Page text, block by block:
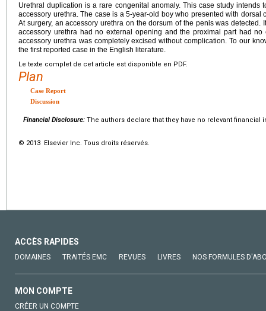
Urethral duplication is a rare congenital anomaly. This case study intends
accessory urethra. The case is a 5-year-old boy who presented with dorsal
At surgery, an accessory urethra on the dorsum of the penis was detected.
accessory urethra had no external opening and the proximal part had
accessory urethra was completely excised without complication. To our
the first reported case in the English literature.
Le texte complet de cet article est disponible en PDF.
Plan
Case Report
Discussion
Financial Disclosure: The authors declare that they have no relevant financial
© 2013 Elsevier Inc. Tous droits réservés.
ACCÈS RAPIDES
DOMAINES TRAITÉS EMC REVUES LIVRES NOS FORMULES
MON COMPTE
CRÉER UN COMPTE